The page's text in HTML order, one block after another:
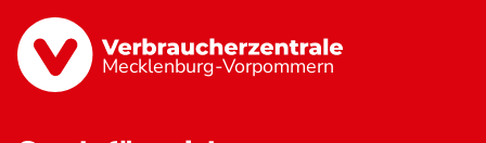
Mecklenburg-Vorpommern